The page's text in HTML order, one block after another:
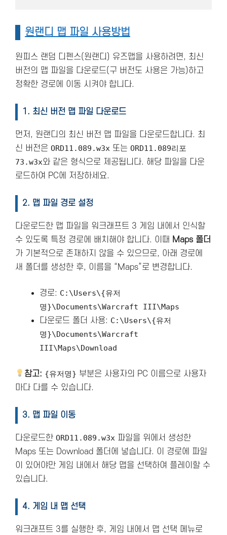
원랜디 맵 파일 사용방법
원피스 랜덤 디펜스(원랜디) 유즈맵을 사용하려면, 최신
버전의 맵 파일을 다운로드(구 버전도 사용은 가능)하고
정확한 경로에 이동 시켜야 합니다.
1. 최신 버전 맵 파일 다운로드
먼저, 원랜디의 최신 버전 맵 파일을 다운로드합니다. 최
신 버전은 ORD11.089.w3x 또는 ORD11.089리포
73.w3x와 같은 형식으로 제공됩니다. 해당 파일을 다운
로드하여 PC에 저장하세요.
2. 맵 파일 경로 설정
다운로드한 맵 파일을 워크래프트 3 게임 내에서 인식할
수 있도록 특정 경로에 배치해야 합니다. 이때 Maps 폴더
가 기본적으로 존재하지 않을 수 있으므로, 아래 경로에
새 폴더를 생성한 후, 이름을 “Maps”로 변경합니다.
경로: C:\Users\{유저
명}\Documents\Warcraft III\Maps
다운로드 폴더 사용: C:\Users\{유저
명}\Documents\Warcraft
III\Maps\Download
참고: {유저명} 부분은 사용자의 PC 이름으로 사용자
마다 다를 수 있습니다.
3. 맵 파일 이동
다운로드한 ORD11.089.w3x 파일을 위에서 생성한
Maps 또는 Download 폴더에 넣습니다. 이 경로에 파일
이 있어야만 게임 내에서 해당 맵을 선택하여 플레이할 수
있습니다.
4. 게임 내 맵 선택
워크래프트 3를 실행한 후, 게임 내에서 맵 선택 메뉴로